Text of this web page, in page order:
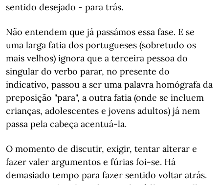
sentido desejado - para trás.
Não entendem que já passámos essa fase. E se
uma larga fatia dos portugueses (sobretudo os
mais velhos) ignora que a terceira pessoa do
singular do verbo parar, no presente do
indicativo, passou a ser uma palavra homógrafa da
preposição "para", a outra fatia (onde se incluem
crianças, adolescentes e jovens adultos) já nem
passa pela cabeça acentuá-la.
O momento de discutir, exigir, tentar alterar e
fazer valer argumentos e fúrias foi-se. Há
demasiado tempo para fazer sentido voltar atrás.